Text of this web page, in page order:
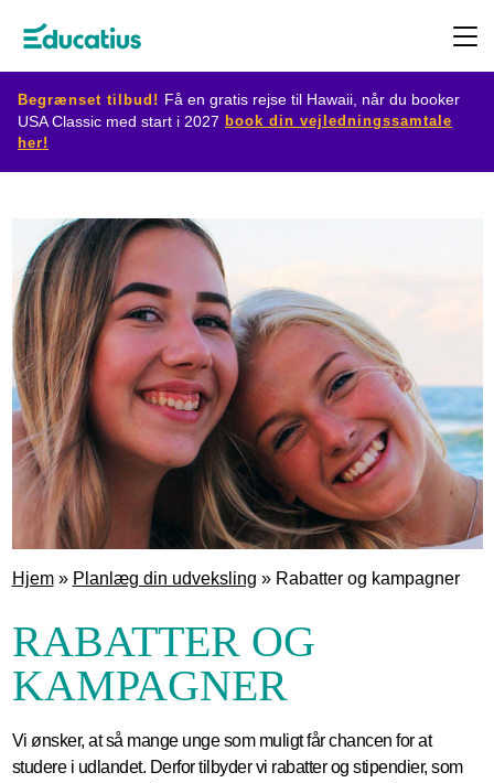
Begrænset tilbud! Få en gratis rejse til Hawaii, når du booker
USA Classic med start i 2027 book din vejledningssamtale
her!
Udvekslingsprogram
Planlæg
din
udveksling
Bliv
værtsfamilie
Hjem» Planlæg din udveksling » Rabatter og kampagner
RABATTER OG
KAMPAGNER
Vi ønsker, at så mange unge som muligt får chancen for at
studere i udlandet. Derfor tilbyder vi rabatter og stipendier, som